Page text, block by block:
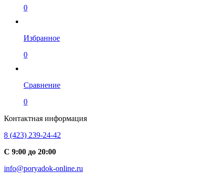
0
Избранное
0
Сравнение
0
Контактная информация
8 (423) 239-24-42
С 9:00 до 20:00
info@poryadok-online.ru